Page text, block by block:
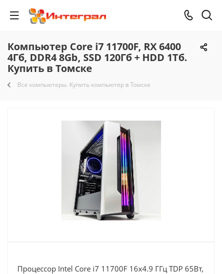
Компьютер Core i7 11700F, RX 6400
4Гб, DDR4 8Gb, SSD 120Гб + HDD 1Тб.
Купить в Томске
Все компьютеры. Купить компьютер в Томске
Процессор Intel Core i7 11700F 16x4.9 ГГц TDP 65Вт,